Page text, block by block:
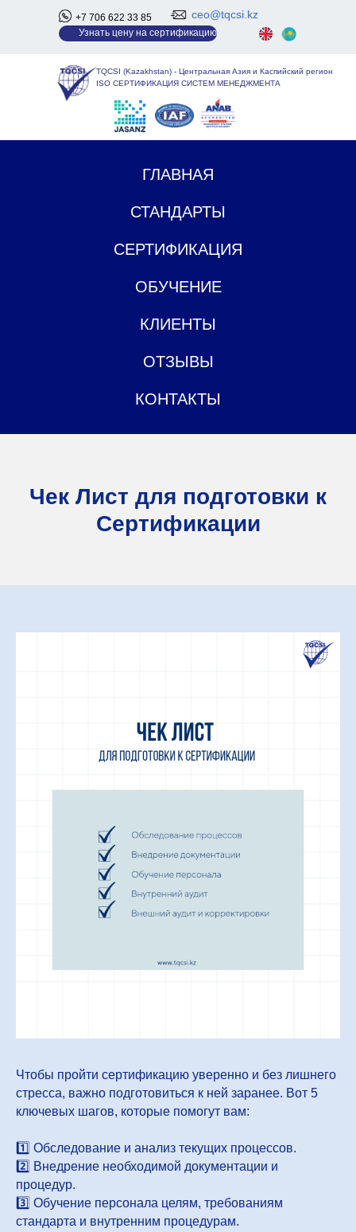
+7 706 622 33 85 ceo@tqcsi.kz
Узнать цену на сертификацию
TQCSI (Kazakhstan) - Центральная Азия и Каспийский регион
ISO СЕРТИФИКАЦИЯ СИСТЕМ МЕНЕДЖМЕНТА
ГЛАВНАЯ
СТАНДАРТЫ
СЕРТИФИКАЦИЯ
ОБУЧЕНИЕ
КЛИЕНТЫ
ОТЗЫВЫ
КОНТАКТЫ
Чек Лист для подготовки к
Сертификации
Чтобы пройти сертификацию уверенно и без лишнего
стресса, важно подготовиться к ней заранее. Вот 5
ключевых шагов, которые помогут вам:
1️⃣ Обследование и анализ текущих процессов.
2️⃣ Внедрение необходимой документации и
процедур.
3️⃣ Обучение персонала целям, требованиям
стандарта и внутренним процедурам.